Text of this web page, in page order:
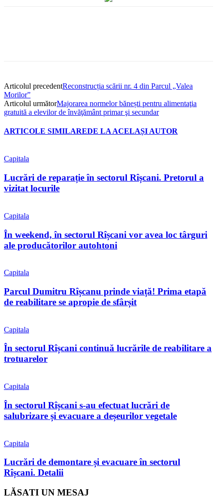
Articolul precedentReconstrucția scării nr. 4 din Parcul „Valea
Morilor”
Articolul următorMajorarea normelor bănești pentru alimentaţia
gratuită a elevilor de învăţământ primar şi secundar
ARTICOLE SIMILAREDE LA ACELAȘI AUTOR
Capitala
Lucrări de reparație în sectorul Rîșcani. Pretorul a
vizitat locurile
Capitala
În weekend, în sectorul Rîșcani vor avea loc târguri
ale producătorilor autohtoni
Capitala
Parcul Dumitru Rîșcanu prinde viață! Prima etapă
de reabilitare se apropie de sfârșit
Capitala
În sectorul Rîșcani continuă lucrările de reabilitare a
trotuarelor
Capitala
În sectorul Rîșcani s-au efectuat lucrări de
salubrizare și evacuare a deșeurilor vegetale
Capitala
Lucrări de demontare și evacuare în sectorul
Rîșcani. Detalii
LĂSAȚI UN MESAJ